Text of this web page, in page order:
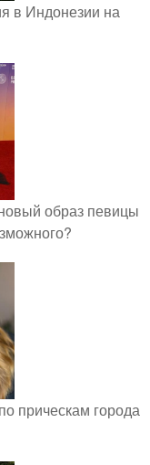
в Индонезии на
образ певицы
прическам города